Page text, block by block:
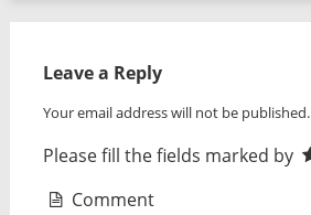
Leave a Reply
Your email address will not be published.
Please fill the fields marked by
Comment